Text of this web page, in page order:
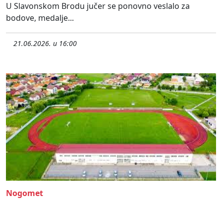
U Slavonskom Brodu jučer se ponovno veslalo za
bodove, medalje...
21.06.2026. u 16:00
Nogomet